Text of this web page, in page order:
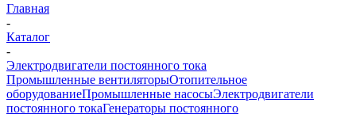
Главная
-
Каталог
-
Электродвигатели постоянного тока
Промышленные вентиляторыОтопительное
оборудованиеПромышленные насосыЭлектродвигатели
постоянного токаГенераторы постоянного